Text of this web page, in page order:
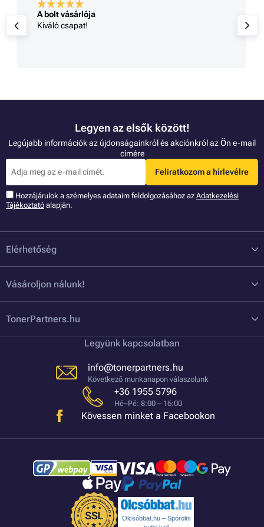
A bolt vásárlója
Kiváló csapat!
Legyen az elsők között!
Legújabb információk az újdonságainkról és akciónkról az Ön e-mail
címére
Feliratkozom a hírlevélre
Hozzájárulok a szémelyes adataim feldolgozásához az Adatkezelési
Tájékoztató alapján.
Elérhetőség
Vásároljon nálunk!
TonerPartners.hu
Legyünk kapcsolatban
info@tonerpartners.hu
Következő munkanapon válaszolunk
+36 1955 5796
Hé–Pé: 8:00 – 16:00
Kövessen minket a Facebookon
Olcsóbbat.hu – Spórolni